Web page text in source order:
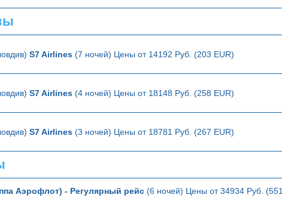
S7 Airlines (7 ночей) Цены от 14192 Руб. (203 EUR)
S7 Airlines (4 ночей) Цены от 18148 Руб. (258 EUR)
S7 Airlines (3 ночей) Цены от 18781 Руб. (267 EUR)
Аэрофлот) - Регулярный рейс (6 ночей) Цены от 34934 Руб. (551